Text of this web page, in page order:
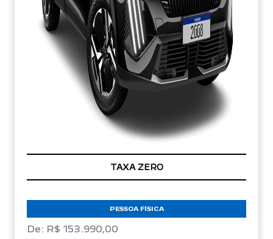
TAXA ZERO
PESSOA FÍSICA
De: R$ 153.990,00